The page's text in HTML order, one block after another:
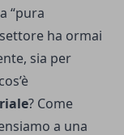
“pura
ha ormai
sia per
? Come
a una